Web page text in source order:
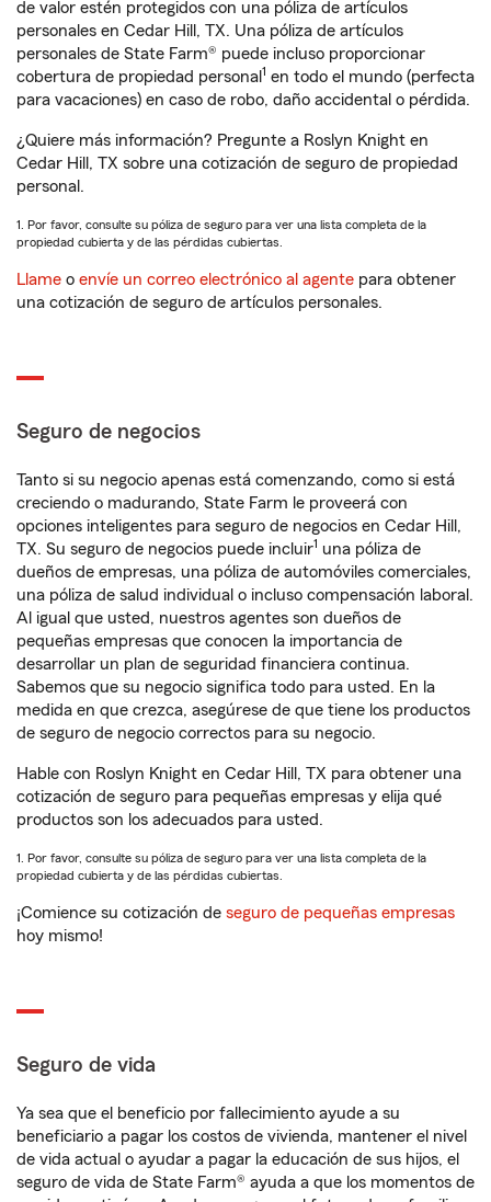
de valor estén protegidos con una póliza de artículos
personales en Cedar Hill, TX. Una póliza de artículos
personales de State Farm® puede incluso proporcionar
cobertura de propiedad personal 1 en todo el mundo (perfecta
para vacaciones) en caso de robo, daño accidental o pérdida.
¿Quiere más información? Pregunte a Roslyn Knight en
Cedar Hill, TX sobre una cotización de seguro de propiedad
personal.
1. Por favor, consulte su póliza de seguro para ver una lista completa de la
propiedad cubierta y de las pérdidas cubiertas.
Llame o envíe un correo electrónico al agente para obtener
una cotización de seguro de artículos personales.
Seguro de negocios
Tanto si su negocio apenas está comenzando, como si está
creciendo o madurando, State Farm le proveerá con
opciones inteligentes para seguro de negocios en Cedar Hill,
TX. Su seguro de negocios puede incluir1 una póliza de
dueños de empresas, una póliza de automóviles comerciales,
una póliza de salud individual o incluso compensación laboral.
Al igual que usted, nuestros agentes son dueños de
pequeñas empresas que conocen la importancia de
desarrollar un plan de seguridad financiera continua.
Sabemos que su negocio significa todo para usted. En la
medida en que crezca, asegúrese de que tiene los productos
de seguro de negocio correctos para su negocio.
Hable con Roslyn Knight en Cedar Hill, TX para obtener una
cotización de seguro para pequeñas empresas y elija qué
productos son los adecuados para usted.
1. Por favor, consulte su póliza de seguro para ver una lista completa de la
propiedad cubierta y de las pérdidas cubiertas.
¡Comience su cotización de seguro de pequeñas empresas
hoy mismo!
Seguro de vida
Ya sea que el beneficio por fallecimiento ayude a su
beneficiario a pagar los costos de vivienda, mantener el nivel
de vida actual o ayudar a pagar la educación de sus hijos, el
seguro de vida de State Farm® ayuda a que los momentos de